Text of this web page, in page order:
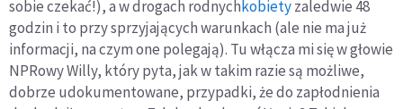
sobie czekać!), a w drogach rodnychkobietyzaledwie 48
godzin i to przy sprzyjających warunkach (ale nie ma już
informacji, na czym one polegają). Tu włącza mi się w głowie
NPRowy Willy, który pyta, jak w takim razie są możliwe,
dobrze udokumentowane, przypadki, że do zapłodnienia